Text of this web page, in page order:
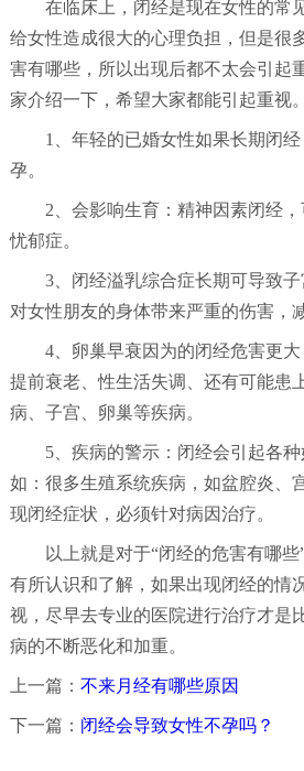
在临床上，闭经是现在女性的常
给女性造成很大的心理负担，但是很
害有哪些，所以出现后都不太会引起
家介绍一下，希望大家都能引起重视。
1、年轻的已婚女性如果长期闭经
孕。
2、会影响生育：精神因素闭经，
忧郁症。
3、闭经溢乳综合症长期可导致子
对女性朋友的身体带来严重的伤害，
4、卵巢早衰因为的闭经危害更大
提前衰老、性生活失调、还有可能患
病、子宫、卵巢等疾病。
5、疾病的警示：闭经会引起各种
如：很多生殖系统疾病，如盆腔炎、
现闭经症状，必须针对病因治疗。
以上就是对于“闭经的危害有哪些
有所认识和了解，如果出现闭经的情
视，尽早去专业的医院进行治疗才是
病的不断恶化和加重。
上一篇： 不来月经有哪些原因
下一篇： 闭经会导致女性不孕吗？